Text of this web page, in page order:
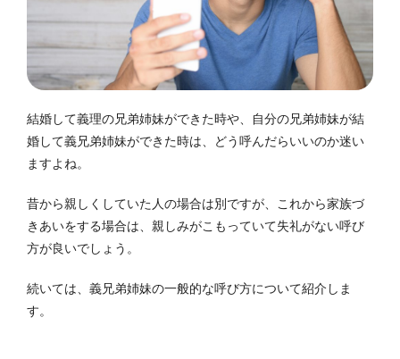
結婚して義理の兄弟姉妹ができた時や、自分の兄弟姉妹が結
婚して義兄弟姉妹ができた時は、どう呼んだらいいのか迷い
ますよね。
昔から親しくしていた人の場合は別ですが、これから家族づ
きあいをする場合は、親しみがこもっていて失礼がない呼び
方が良いでしょう。
続いては、義兄弟姉妹の一般的な呼び方について紹介しま
す。